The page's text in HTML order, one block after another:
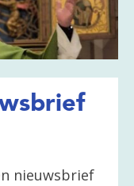
nieuwsbrief